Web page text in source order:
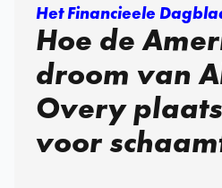
Het Financieele
Hoe de
droom van
Overy
voor